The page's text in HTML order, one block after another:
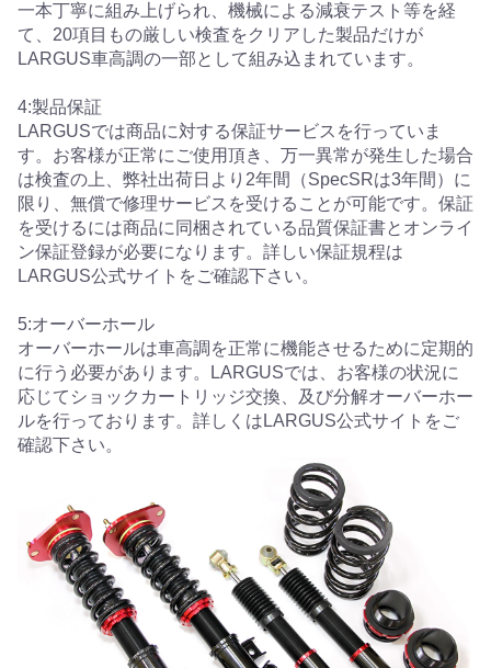
一本丁寧に組み上げられ、機械による減衰テスト等を経
て、20項目もの厳しい検査をクリアした製品だけが
LARGUS車高調の一部として組み込まれています。
4:製品保証
LARGUSでは商品に対する保証サービスを行っていま
す。お客様が正常にご使用頂き、万一異常が発生した場合
は検査の上、弊社出荷日より2年間（SpecSRは3年間）に
限り、無償で修理サービスを受けることが可能です。保証
を受けるには商品に同梱されている品質保証書とオンライ
ン保証登録が必要になります。詳しい保証規程は
LARGUS公式サイトをご確認下さい。
5:オーバーホール
オーバーホールは車高調を正常に機能させるために定期的
に行う必要があります。LARGUSでは、お客様の状況に
応じてショックカートリッジ交換、及び分解オーバーホー
ルを行っております。詳しくはLARGUS公式サイトをご
確認下さい。